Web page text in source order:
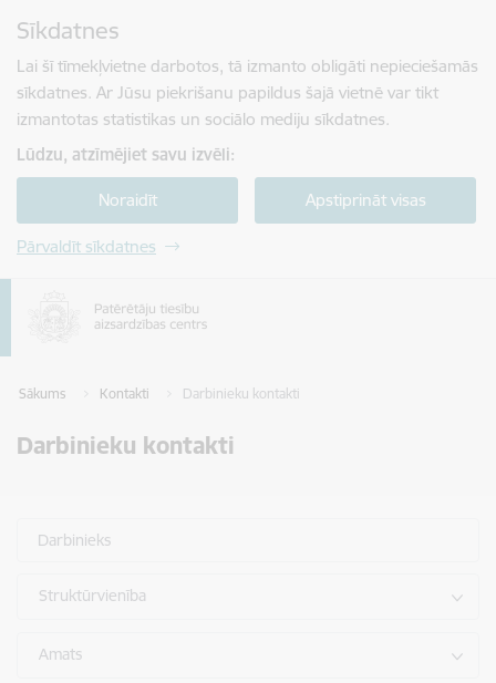
Sīkdatnes
Lai šī tīmekļvietne darbotos, tā izmanto obligāti nepieciešamās
sīkdatnes. Ar Jūsu piekrišanu papildus šajā vietnē var tikt
izmantotas statistikas un sociālo mediju sīkdatnes.
Lūdzu, atzīmējiet savu izvēli:
Noraidīt Apstiprināt visas
Pārvaldīt sīkdatnes
Sākums Kontakti Darbinieku kontakti
Darbinieku kontakti
Darbinieks
Struktūrvienība
Amats